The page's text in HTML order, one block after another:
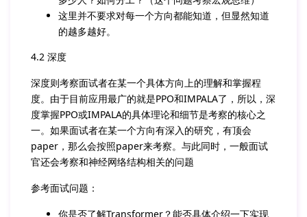
这里并不要求对每一个方向都能知道，但显然知道
的越多越好。
4.2 深度
深度则考察面试者在某一个具体方向上的理解和掌握程
度。由于目前应用最广的就是PPO和IMPALA了，所以，深
度掌握PPO或IMPALA的具体理论和细节是考察的核心之
一。如果面试者在某一个方向有深入的研究，有顶会
paper，那么会按照paper来考察。与此同时，一般面试
官还会考察和神经网络结构相关的问题
参考面试问题：
你是否了解Transformer？能否具体介绍一下实现